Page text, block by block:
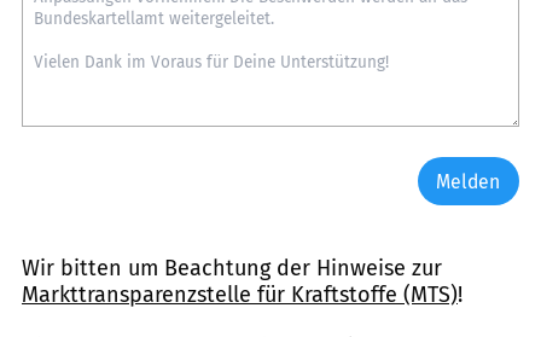
Melden
Wir bitten um Beachtung der Hinweise zur
Markttransparenzstelle für Kraftstoffe (MTS)!